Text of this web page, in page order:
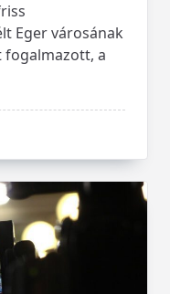
Eger városának
a